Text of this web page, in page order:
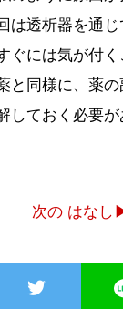
は透析器を通
ぐには気が付
と同様に、薬
しておく必要
次の はなし